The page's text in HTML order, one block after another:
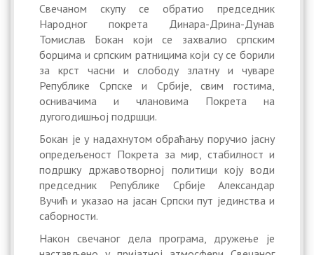
Свечаном скупу се обратио председник
Народног покрета Динара-Дрина-Дунав
Томислав Бокан који се захвалио српским
борцима и српским ратницима који су се борили
за крст часни и слободу златну и чуваре
Републике Српске и Србије, свим гостима,
оснивачима и члановима Покрета на
дугогодишњој подршци.
Бокан је у надахнутом обраћању поручио јасну
опредељеност Покрета за мир, стабилност и
подршку државотворној политици коју води
председник Републике Србије Александар
Вучић и указао на јасан Српски пут јединства и
саборности.
Након свечаног дела програма, дружење је